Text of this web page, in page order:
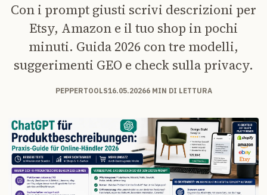
Con i prompt giusti scrivi descrizioni per
Etsy, Amazon e il tuo shop in pochi
minuti. Guida 2026 con tre modelli,
suggerimenti GEO e check sulla privacy.
PEPPERTOOLS16.05.20266 MIN DI LETTURA